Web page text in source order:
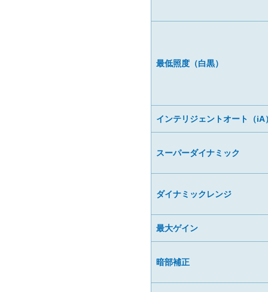
最低照度（白黒）
インテリジェントオート（iA
スーパーダイナミック
ダイナミックレンジ
最大ゲイン
暗部補正